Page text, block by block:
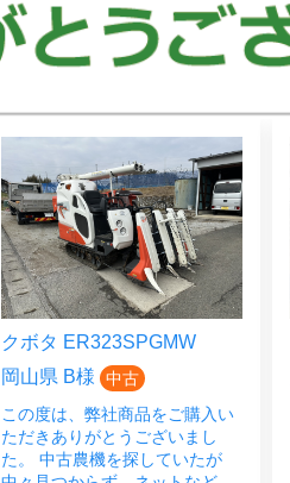
クボタ JB14BSMAGRS12J
広島県 M様 中古
この度は、弊社商品をご購入い
ただきありがとうございまし
た。 畑作業に欠かせないという